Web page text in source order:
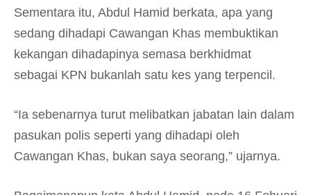
Sementara itu, Abdul Hamid berkata, apa yang
sedang dihadapi Cawangan Khas membuktikan
kekangan dihadapinya semasa berkhidmat
sebagai KPN bukanlah satu kes yang terpencil.
“Ia sebenarnya turut melibatkan jabatan lain dalam
pasukan polis seperti yang dihadapi oleh
Cawangan Khas, bukan saya seorang,” ujarnya.